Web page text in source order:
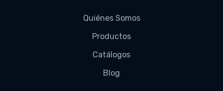
Quiénes Somos
Productos
Catálogos
Blog